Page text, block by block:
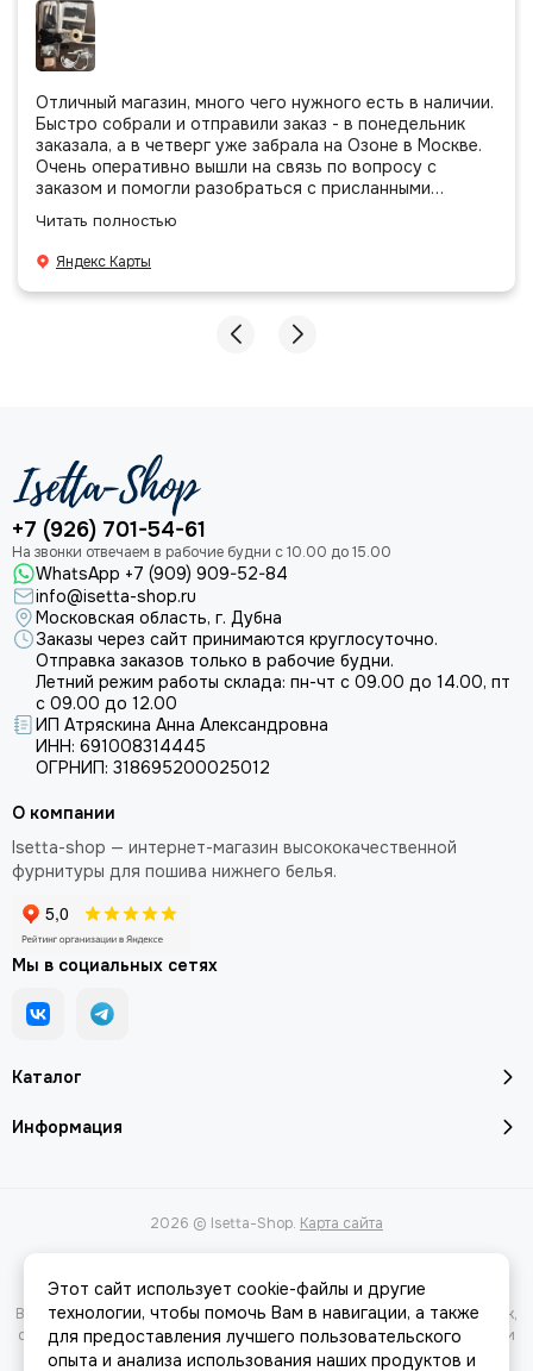
Отличный магазин, много чего нужного есть в наличии.
Быстро собрали и отправили заказ - в понедельник
заказала, а в четверг уже забрала на Озоне в Москве.
Очень оперативно вышли на связь по вопросу с
заказом и помогли разобраться с присланными
даже есть подарочек, очень приятно. Спасибо
большое команде!
Читать полностью
Яндекс Карты
+7 (926) 701-54-61
WhatsApp +7 (909) 909-52-84
info@isetta-shop.ru
Московская область, г. Дубна
Заказы через сайт принимаются круглосуточно.
Отправка заказов только в рабочие будни.
Летний режим работы склада: пн-чт с 09.00 до 14.00, пт
с 09.00 до 12.00
ИП Атряскина Анна Александровна
ИНН: 691008314445
ОГРНИП: 318695200025012
Каталог
Информация
О компании
Isetta-shop — интернет-магазин высококачественной
фурнитуры для пошива нижнего белья.
Мы в социальных сетях
2026 © Isetta-Shop. Карта сайта
Вся представленная на сайте информация, касающаяся характеристик,
стоимости товаров и услуг, носит информационный характер и ни при
каких условиях не является публичной офертой, определяемой
Этот сайт использует cookie-файлы и другие
технологии, чтобы помочь Вам в навигации, а также
для предоставления лучшего пользовательского
опыта и анализа использования наших продуктов и